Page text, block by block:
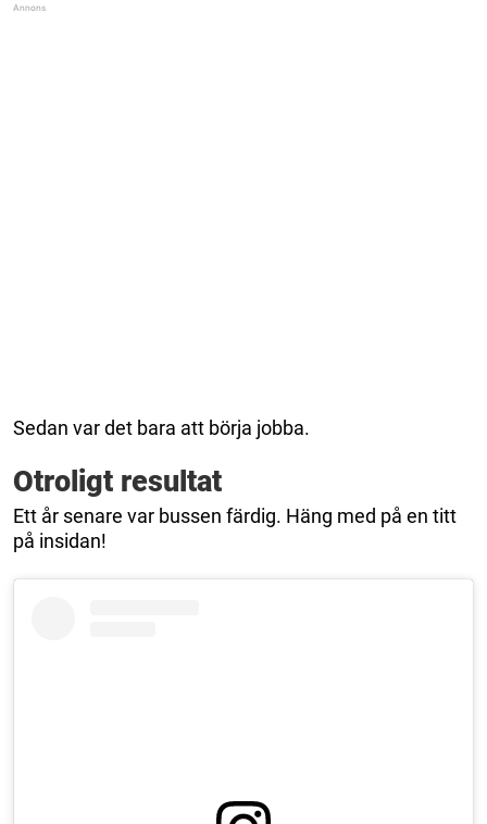
Sedan var det bara att börja jobba.
Otroligt resultat
Ett år senare var bussen färdig. Häng med på en titt
på insidan!